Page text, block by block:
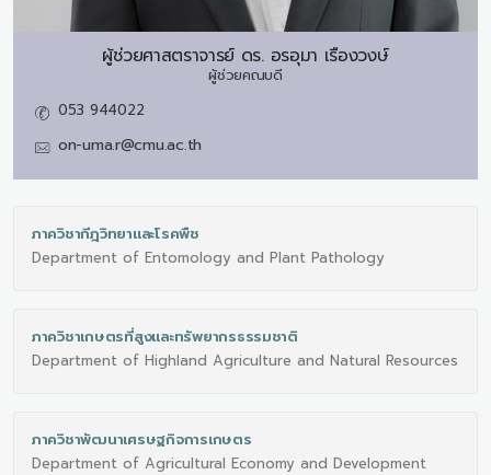
ผู้ช่วยศาสตราจารย์ ดร. อรอุมา เรืองวงษ์
ผู้ช่วยคณบดี
053 944022
on-uma.r@cmu.ac.th
ภาควิชากีฎวิทยาและโรคพืช
Department of Entomology and Plant Pathology
ภาควิชาเกษตรที่สูงและทรัพยากรธรรมชาติ
Department of Highland Agriculture and Natural Resources
ภาควิชาพัฒนาเศรษฐกิจการเกษตร
Department of Agricultural Economy and Development